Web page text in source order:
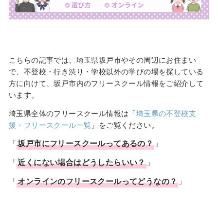
こちらの記事では、埼玉県坂戸市やその周辺にお住まい
で、不登校・行き渋り・学校以外の学びの場を探している
方に向けて、坂戸市内のフリースクール情報をご紹介して
います。
埼玉県全体のフリースクール情報は「埼玉県の不登校支
援・フリースクール一覧 」をご覧ください。
「坂戸市にフリースクールってあるの？ 」
「近くにない場合はどうしたらいい？」
「オンラインのフリースクールってどうなの？ 」